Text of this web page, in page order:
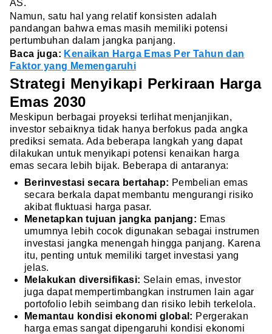
AS.
Namun, satu hal yang relatif konsisten adalah
pandangan bahwa emas masih memiliki potensi
pertumbuhan dalam jangka panjang.
Baca juga: Kenaikan Harga Emas Per Tahun dan
Faktor yang Memengaruhi
Strategi Menyikapi Perkiraan Harga
Emas 2030
Meskipun berbagai proyeksi terlihat menjanjikan,
investor sebaiknya tidak hanya berfokus pada angka
prediksi semata. Ada beberapa langkah yang dapat
dilakukan untuk menyikapi potensi kenaikan harga
emas secara lebih bijak. Beberapa di antaranya:
Berinvestasi secara bertahap: Pembelian emas
secara berkala dapat membantu mengurangi risiko
akibat fluktuasi harga pasar.
Menetapkan tujuan jangka panjang: Emas
umumnya lebih cocok digunakan sebagai instrumen
investasi jangka menengah hingga panjang. Karena
itu, penting untuk memiliki target investasi yang
jelas.
Melakukan diversifikasi: Selain emas, investor
juga dapat mempertimbangkan instrumen lain agar
portofolio lebih seimbang dan risiko lebih terkelola.
Memantau kondisi ekonomi global: Pergerakan
harga emas sangat dipengaruhi kondisi ekonomi